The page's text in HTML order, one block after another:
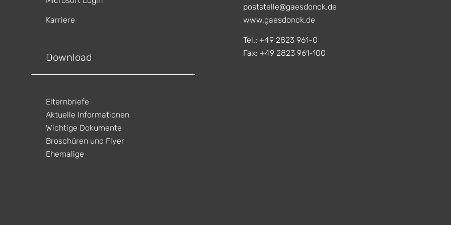
Karriere
Download
Elternbriefe
Aktuelle Informationen
Wichtige Dokumente
Broschüren und Flyer
Ehemalige
poststelle@gaesdonck.de
www.gaesdonck.de
Tel.: +49 2823 961-0
Fax: +49 2823 961-100